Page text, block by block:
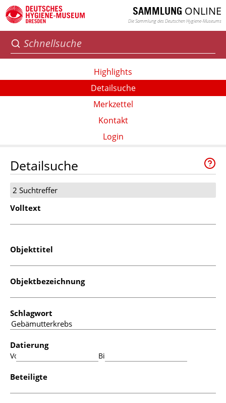
SAMMLUNG ONLINE
Die Sammlung des Deutschen Hygiene-Museums
Highlights
Detailsuche
Merkzettel
Kontakt
Login
Detailsuche
2 Suchtreffer
Volltext
Objekttitel
Objektbezeichnung
Schlagwort
Datierung
Von: Bis:
Beteiligte